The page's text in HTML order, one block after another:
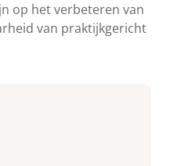
op het verbeteren van
van praktijkgericht